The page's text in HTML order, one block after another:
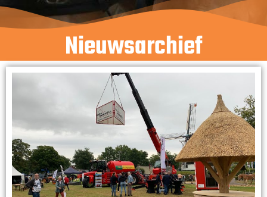
Nieuwsarchief